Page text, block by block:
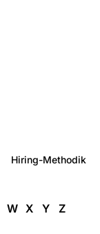
Hiring-Methodik
W X Y Z